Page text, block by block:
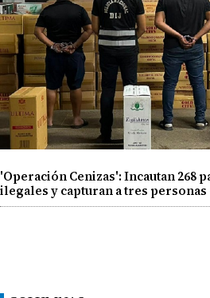
'Operación Cenizas': Incautan 268
ilegales y capturan a tres